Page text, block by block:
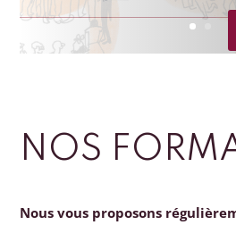
NOS
Nous vous proposons